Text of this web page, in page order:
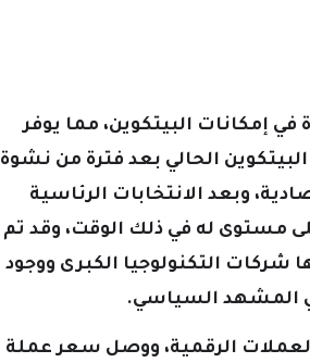
إمكانات البيتكوين، مما يوفر
البيتكوين الحالي بعد فترة من نشوة
وبعد الانتخابات الرئاسية
73 ألف دولار، وهو أعلى مستوى له في ذلك الوقت، وقد تم
التكنولوجيا الكبرى ووجود
المشهد السياسي.
العملات الرقمية، ووصل سعر عملة